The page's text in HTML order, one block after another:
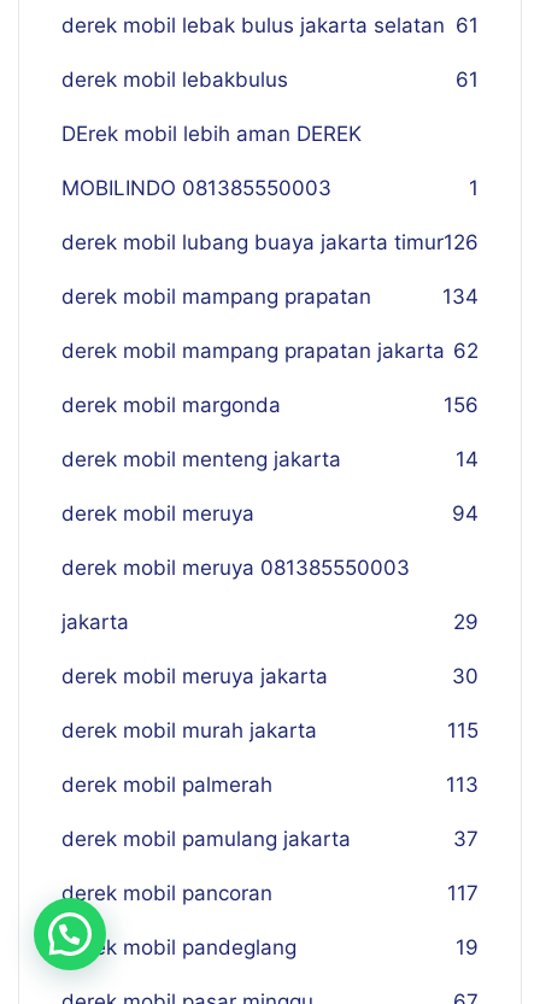
derek mobil lebak bulus jakarta selatan 61
derek mobil lebakbulus 61
DErek mobil lebih aman DEREK
MOBILINDO 081385550003 1
derek mobil lubang buaya jakarta timur126
derek mobil mampang prapatan 134
derek mobil mampang prapatan jakarta 62
derek mobil margonda 156
derek mobil menteng jakarta 14
derek mobil meruya 94
derek mobil meruya 081385550003
jakarta 29
derek mobil meruya jakarta 30
derek mobil murah jakarta 115
derek mobil palmerah 113
derek mobil pamulang jakarta 37
derek mobil pancoran 117
derek mobil pandeglang 19